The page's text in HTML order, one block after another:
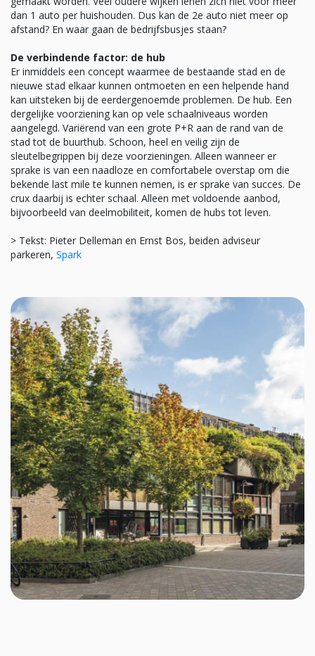
dan 1 auto per huishouden. Dus kan de 2e auto niet meer op
afstand? En waar gaan de bedrijfsbusjes staan?
De verbindende factor: de hub
Er inmiddels een concept waarmee de bestaande stad en de
nieuwe stad elkaar kunnen ontmoeten en een helpende hand
kan uitsteken bij de eerdergenoemde problemen. De hub. Een
dergelijke voorziening kan op vele schaalniveaus worden
aangelegd. Variërend van een grote P+R aan de rand van de
stad tot de buurthub. Schoon, heel en veilig zijn de
sleutelbegrippen bij deze voorzieningen. Alleen wanneer er
sprake is van een naadloze en comfortabele overstap om die
bekende last mile te kunnen nemen, is er sprake van succes. De
crux daarbij is echter schaal. Alleen met voldoende aanbod,
bijvoorbeeld van deelmobiliteit, komen de hubs tot leven.
> Tekst: Pieter Delleman en Ernst Bos, beiden adviseur
parkeren, Spark